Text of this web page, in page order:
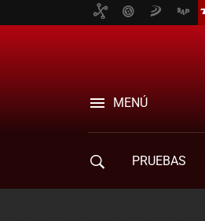
MENÚ
PRUEBAS